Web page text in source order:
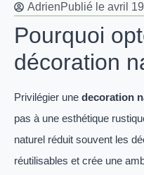
AdrienPublié le avril
Pourquoi
décoration
Privilégier une decoration
pas à une esthétique
naturel réduit souvent les
réutilisables et crée une